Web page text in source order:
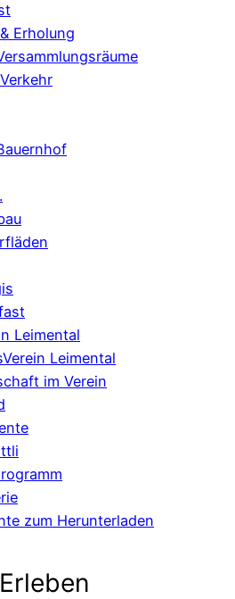
Erholung
Leimental
Leimental
im Verein
zum Herunterladen